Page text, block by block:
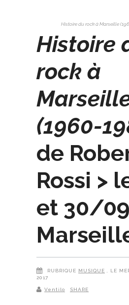
Histoire du rock à Marseille
Histoire
rock à
(1960-
de
Rossi >
et 30/
RUBRIQUE MUSIQUE
, LE
2017
Ventilo SHARE